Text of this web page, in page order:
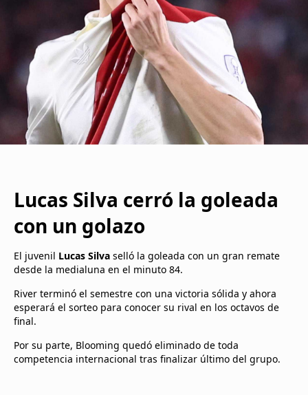
Lucas Silva cerró la goleada
con un golazo
El juvenil Lucas Silva selló la goleada con un gran remate
desde la medialuna en el minuto 84.
River terminó el semestre con una victoria sólida y ahora
esperará el sorteo para conocer su rival en los octavos de
final.
Por su parte, Blooming quedó eliminado de toda
competencia internacional tras finalizar último del grupo.